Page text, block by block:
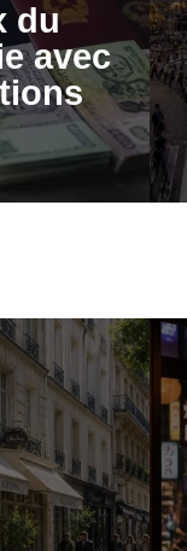
du
avec